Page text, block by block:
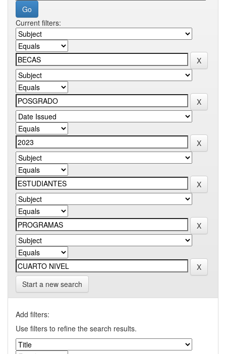
Current filters:
Start a new search
Add filters:
Use filters to refine the search results.